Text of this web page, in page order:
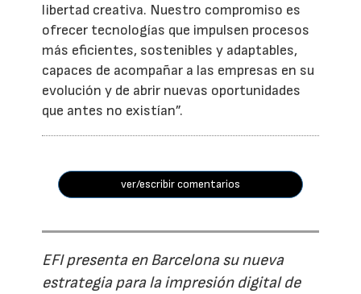
libertad creativa. Nuestro compromiso es
ofrecer tecnologías que impulsen procesos
más eficientes, sostenibles y adaptables,
capaces de acompañar a las empresas en su
evolución y de abrir nuevas oportunidades
que antes no existían”.
ver/escribir comentarios
EFI presenta en Barcelona su nueva
estrategia para la impresión digital de